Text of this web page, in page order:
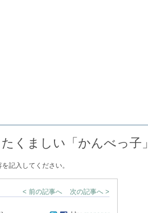
「かんべっ子」
記入してください。
< 前の記事へ 次の記事へ >